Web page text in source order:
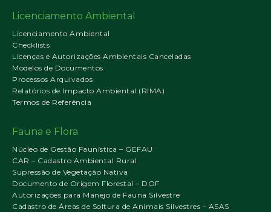
Licenciamento Ambiental
Licenciamento Ambiental
Checklists
Licenças e Autorizações Ambientais Canceladas
Modelos de Documentos
Processos Arquivados
Relatórios de Impacto Ambiental (RIMA)
Termos de Referência
Fauna e Flora
Núcleo de Gestão Faunística – GEFAU
CAR – Cadastro Ambiental Rural
Supressão de Vegetação Nativa
Documento de Origem Florestal – DOF
Autorizações para Manejo de Fauna Silvestre
Cadastro de Áreas de Soltura de Animais Silvestres – ASAS